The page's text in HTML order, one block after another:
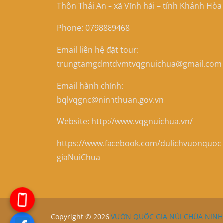
Thôn Thái An – xã Vĩnh hải – tỉnh Khánh Hòa
Phone: 0798889468
Email liên hệ đặt tour:
trungtamgdmtdvmtvqgnuichua@gmail.com
Email hành chính:
bqlvqgnc@ninhthuan.gov.vn
Website: http://www.vqgnuichua.vn/
https://www.facebook.com/dulichvuonquoc
giaNuiChua
Copyright © 2026 VƯỜN QUỐC GIA NÚI CHÚA